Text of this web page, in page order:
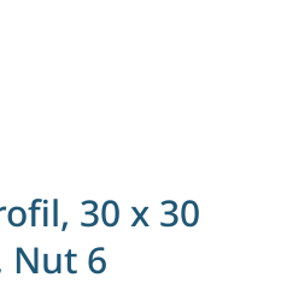
30 x 30
Nut 6